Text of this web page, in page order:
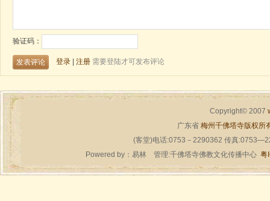
Copyright© 2007
广东省 梅州千佛塔寺版权所
(客堂)电话:0753－2290362 传真
Powered by： 易林管理:千佛塔寺佛教文化传播中心 粤